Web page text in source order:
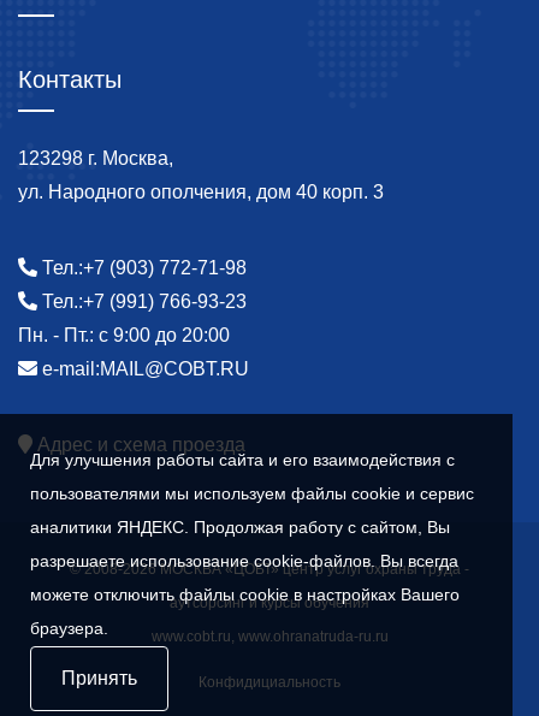
Контакты
123298 г. Москва,
ул. Народного ополчения, дом 40 корп. 3
Тел.:+7 (903) 772-71-98
Тел.:+7 (991) 766-93-23
Пн. - Пт.: с 9:00 до 20:00
e-mail:MAIL@COBT.RU
Адрес и схема проезда
© 2008-2026 МОСКВА «ЦОБТ» центр услуг охраны труда -
аутсорсинг и курсы обучения
www.cobt.ru, www.ohranatruda-ru.ru
Конфидициальность
Для улучшения работы сайта и его взаимодействия с
пользователями мы используем файлы cookie и сервис
аналитики ЯНДЕКС. Продолжая работу с сайтом, Вы
разрешаете использование cookie-файлов. Вы всегда
можете отключить файлы cookie в настройках Вашего
браузера.
Принять